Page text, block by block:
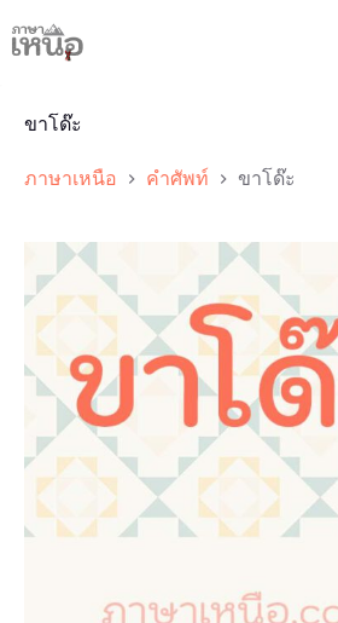
to
content
ขาโด๊ะ
ภาษาเหนือ คำศัพท์ ขาโด๊ะ